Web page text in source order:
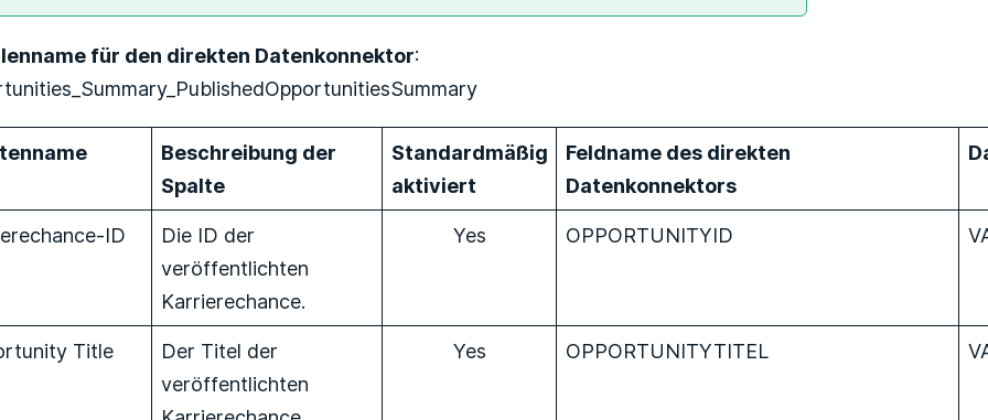
für den direkten Datenkonnektor:
Beschreibung der
Spalte
Standardmäßig
aktiviert
Feldname des direkten
Datenkonnektors
ID
Die ID der
veröffentlichten
Karrierechance.
Yes OPPORTUNITYID
Title
Der Titel der
veröffentlichten
Yes OPPORTUNITYTITEL